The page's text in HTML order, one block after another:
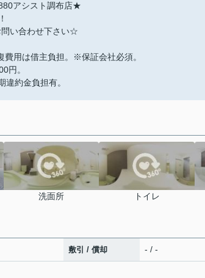
アシスト調布店★
問い合わせ下さい☆
用は借主負担。※保証会社必須。
円。
約金負担有。
洗面所 トイレ
敷引 / 償却 - / -